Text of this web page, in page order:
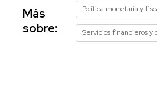
Más
sobre:
Política monetaria y
Servicios financieros y